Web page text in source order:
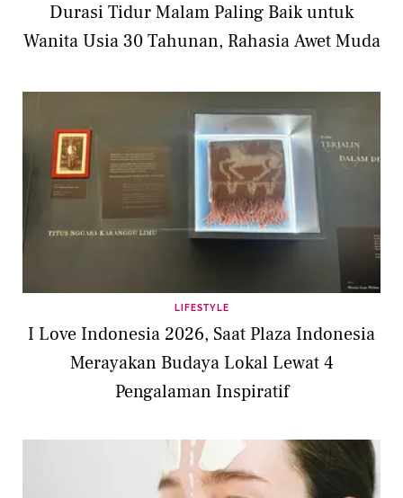
Durasi Tidur Malam Paling Baik untuk
Wanita Usia 30 Tahunan, Rahasia Awet Muda
LIFESTYLE
I Love Indonesia 2026, Saat Plaza Indonesia
Merayakan Budaya Lokal Lewat 4
Pengalaman Inspiratif